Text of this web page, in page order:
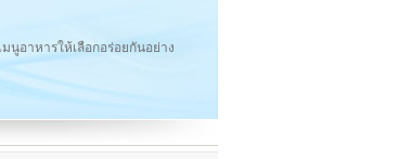
นูอาหารให้เลือกอร่อยกันอย่าง